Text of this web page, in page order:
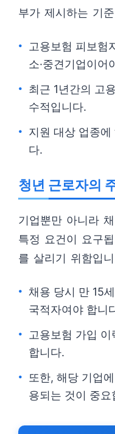
부가 제시하는 기
고용보험 피보험
소·중견기업이어
최근 1년간의 고
수적입니다.
지원 대상 업종
다.
청년 근로자의
기업뿐만 아니라
특정 요건이 요구
를 살리기 위함입
채용 당시 만 15
국적자여야 합니
고용보험 가입
합니다.
또한, 해당 기업
용되는 것이 중요